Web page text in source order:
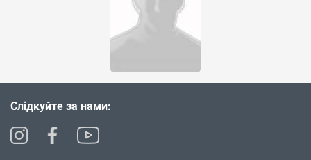
Слідкуйте за нами: